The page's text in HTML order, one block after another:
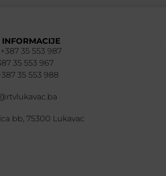
35 553 987
35 553 967
35 553 988
bb, 75300 Lukavac